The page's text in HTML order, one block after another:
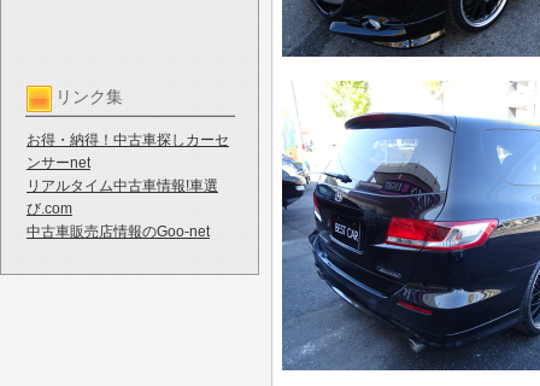
リンク集
お得・納得！中古車探しカーセ
ンサーnet
リアルタイム中古車情報!車選
び.com
中古車販売店情報のGoo-net